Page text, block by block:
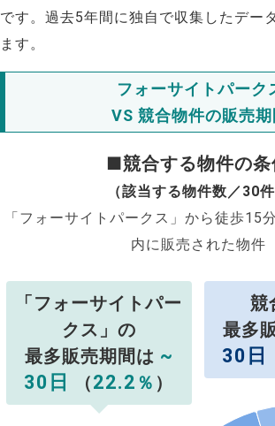
です。過去5年間に独自で収集したデー
ます。
フォーサイトパーク
VS 競合物件の販売期
■競合する物件の条
（該当する物件数／30件
「フォーサイトパークス」から徒歩15
内に販売された物件
「フォーサイトパー
クス」の
最多販売期間は ~
30日
（22.2 ％ ）
競
最多
30日